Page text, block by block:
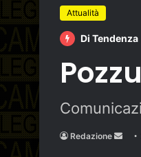
Attualità
Di Tendenza
Redazione
Send